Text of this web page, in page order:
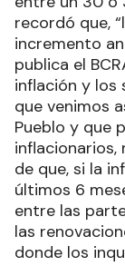
recordó que,
incremento
publica el
inflación y los
que venimos
Pueblo y que
inflacionarios,
de que, si la
últimos 6
entre las
las
donde los